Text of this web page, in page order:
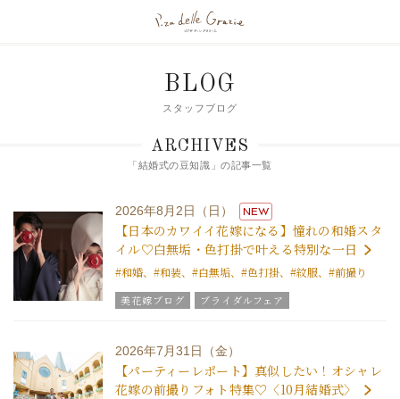
BLOG
スタッフブログ
ARCHIVES
「結婚式の豆知識」の記事一覧
2026年8月2日（日） NEW
【日本のカワイイ花嫁になる】憧れの和婚スタ
イル♡白無垢・色打掛で叶える特別な一日
#和婚、#和装、#白無垢、#色打掛、#紋服、#前撮り
美花嫁ブログ
ブライダルフェア
結婚式の豆知識
ウエディングスタッフｖｏｉｃｅ
グラツィエについて
2026年7月31日（金）
【パーティーレポート】真似したい！オシャレ
花嫁の前撮りフォト特集♡〈10月結婚式〉